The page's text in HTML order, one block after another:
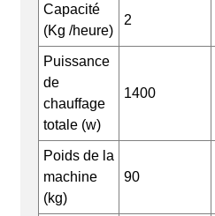
Capacité
(Kg /heure)
2
Puissance
de
chauffage
totale (w)
1400
Poids de la
machine
(kg)
90